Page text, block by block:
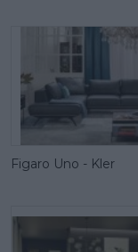
Figaro Uno - Kler